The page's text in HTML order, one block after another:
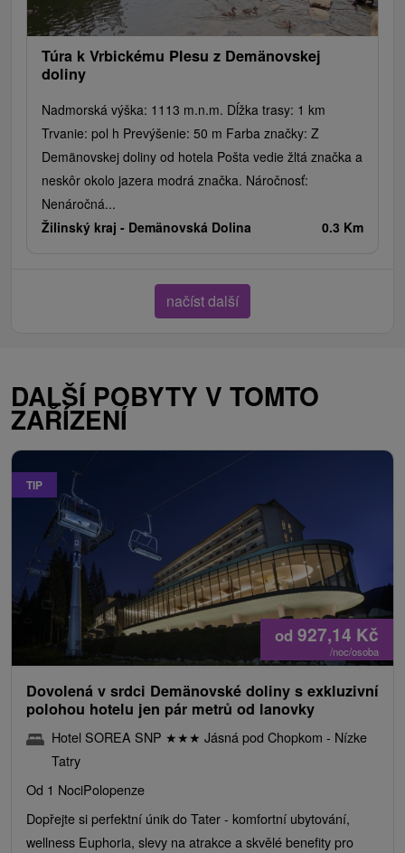
Túra k Vrbickému Plesu z Demänovskej
doliny
Nadmorská výška: 1113 m.n.m. Dĺžka trasy: 1 km
Trvanie: pol h Prevýšenie: 50 m Farba značky: Z
Demänovskej doliny od hotela Pošta vedie žltá značka a
neskôr okolo jazera modrá značka. Náročnosť:
Nenáročná...
Žilinský kraj - Demänovská Dolina 0.3 Km
načíst další
DALŠÍ POBYTY V TOMTO
ZAŘÍZENÍ
TIP
od 927,14 Kč
/noc/osoba
Dovolená v srdci Demänovské doliny s exkluzivní
polohou hotelu jen pár metrů od lanovky
Hotel SOREA SNP ★★★ Jásná pod Chopkom - Nízke
Tatry
Od 1 NociPolopenze
Dopřejte si perfektní únik do Tater - komfortní ubytování,
wellness Euphoria, slevy na atrakce a skvělé benefity pro